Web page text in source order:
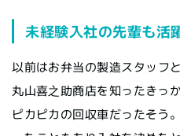
未経験入社の先輩も活
以前はお弁当の製造スタッフ
丸山喜之助商店を知ったきっ
ピカピカの回収車だったそう